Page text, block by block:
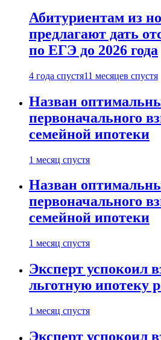
Абитуриентам из
предлагают дать
по ЕГЭ до 2026 года
4 года спустя11 месяцев спустя
Назван
первоначального
семейной ипотеки
1 месяц спустя
Назван
первоначального
семейной ипотеки
1 месяц спустя
Эксперт успокоил
льготную ипотеку
1 месяц спустя
Эксперт успокоил